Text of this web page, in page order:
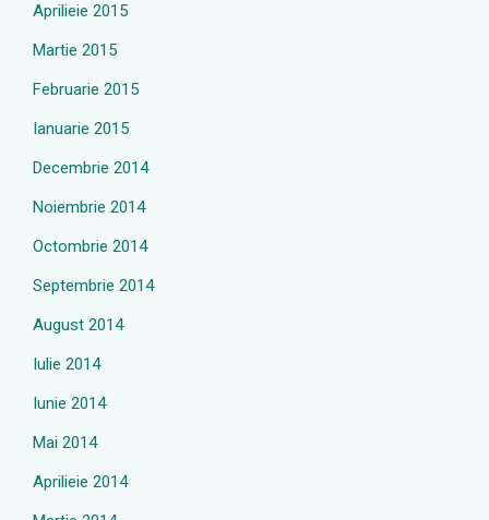
Aprilieie 2015
Martie 2015
Februarie 2015
Ianuarie 2015
Decembrie 2014
Noiembrie 2014
Octombrie 2014
Septembrie 2014
August 2014
Iulie 2014
Iunie 2014
Mai 2014
Aprilieie 2014